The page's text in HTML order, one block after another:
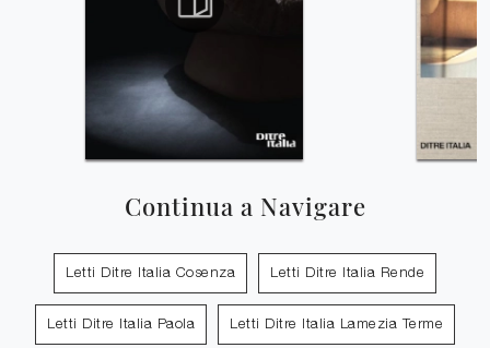
Continua a Navigare
Letti Ditre Italia Cosenza Letti Ditre Italia Rende
Letti Ditre Italia Paola Letti Ditre Italia Lamezia Terme